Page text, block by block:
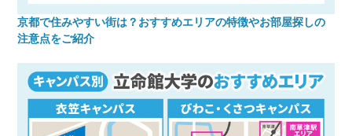
京都で住みやすい街は？おすすめエリアの特徴やお部屋探しの
注意点をご紹介